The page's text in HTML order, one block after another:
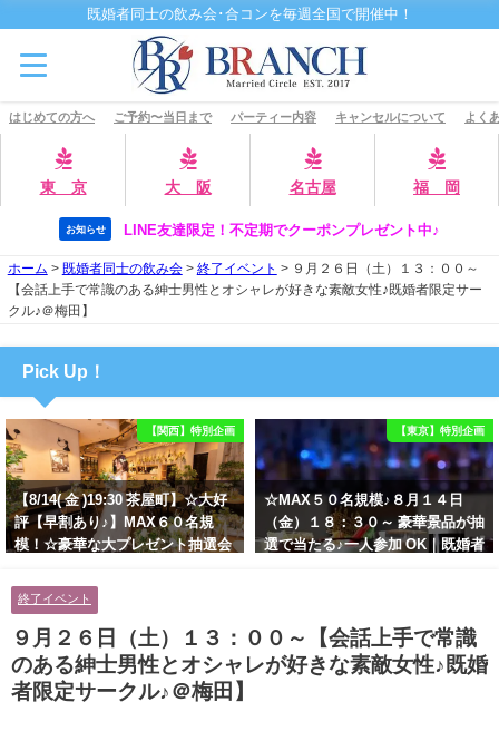
既婚者同士の飲み会･合コンを毎週全国で開催中！
はじめての方へ ご予約〜当日まで パーティー内容 キャンセルについて よく
東 京 大 阪 名古屋 福 岡
お知らせ LINE友達限定！不定期でクーポンプレゼント中♪
ホーム > 既婚者同士の飲み会> 終了イベント > ９月２６日（土）１３：００～
【会話上手で常識のある紳士男性とオシャレが好きな素敵女性♪既婚者限定サー
クル♪＠梅田】
Pick Up！
【関西】特別企画
【8/14( 金 )19:30 茶屋町】☆大好
評【早割あり♪】MAX６０名規
模！☆豪華な大プレゼント抽選会
男性とオシャレ好きで落ち着いた
大人女性の既婚者限定ビッグパー
ティー♪＠茶屋町】
【東京】特別企画
☆MAX５０名規模♪８月１４日
（金）１８：３０～ 豪華景品が抽
選で当たる♪一人参加 OK｜既婚者
女性の既婚者限定ビッグパーティ
ー♪＠池袋】
終了イベント
９月２６日（土）１３：００～【会話上手で常識
のある紳士男性とオシャレが好きな素敵女性♪既婚
者限定サークル♪＠梅田】